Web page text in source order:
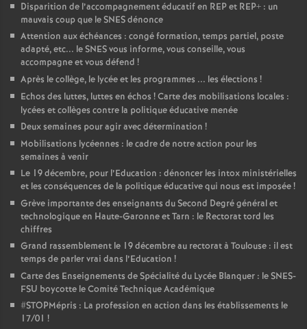
Disparition de l’accompagnement éducatif en REP et REP+ : un
mauvais coup que le SNES dénonce
Attention aux échéances : congé formation, temps partiel, poste
adapté, etc... le SNES vous informe, vous conseille, vous
accompagne et vous défend !
Après le collège, le lycée et les programmes ... les élections !
Echos des luttes, luttes en échos ! Carte des mobilisations locales :
lycées et collèges contre la politique éducative menée
Deux semaines pour agir avec détermination !
Mobilisations lycéennes : le cadre de notre action pour les
semaines à venir
Le 19 décembre, pour l’Education : dénoncer les intox ministérielles
et les conséquences de la politique éducative qui nous est imposée!
Grève importante des enseignants du Second Degré général et
technologique en Haute-Garonne et Tarn : le Rectorat tord les
chiffres
Grand rassemblement le 19 décembre au rectorat à Toulouse : il est
temps de parler vrai dans l’Education !
Carte des Enseignements de Spécialité du Lycée Blanquer : le SNES-
FSU boycotte le Comité Technique Académique
#STOPMépris : La profession en action dans les établissements le
17/01 !